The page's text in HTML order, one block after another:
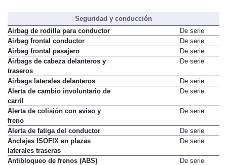
Seguridad y conducción
Airbag de rodilla para conductor
De serie
Airbag frontal conductor
De serie
Airbag frontal pasajero
De serie
Airbags de cabeza delanteros y
traseros
De serie
Airbags laterales delanteros
De serie
Alerta de cambio involuntario de
carril
De serie
Alerta de colisión con aviso y
freno
De serie
Alerta de fatiga del conductor
De serie
Anclajes ISOFIX en plazas
laterales traseras
De serie
Antibloqueo de frenos (ABS)
De serie